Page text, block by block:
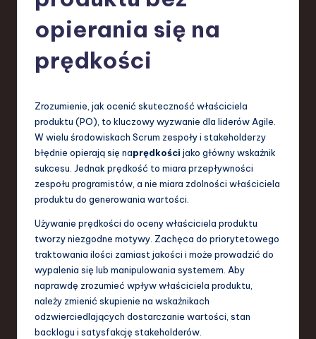
T
in
S
opierania się na
prędkości
Zrozumienie, jak ocenić skuteczność właściciela
produktu (PO), to kluczowy wyzwanie dla liderów Agile.
W wielu środowiskach Scrum zespoły i stakeholderzy
błędnie opierają się naprędkości jako główny wskaźnik
sukcesu. Jednak prędkość to miara przepływności
zespołu programistów, a nie miara zdolności właściciela
produktu do generowania wartości.
Używanie prędkości do oceny właściciela produktu
tworzy niezgodne motywy. Zachęca do priorytetowego
traktowania ilości zamiast jakości i może prowadzić do
wypalenia się lub manipulowania systemem. Aby
naprawdę zrozumieć wpływ właściciela produktu,
należy zmienić skupienie na wskaźnikach
odzwierciedlających dostarczanie wartości, stan
backlogu i satysfakcję stakeholderów.